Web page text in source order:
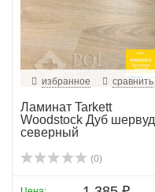
напольное покрытие.
избранное сравнить
Ламинат Tarkett
Woodstock Дуб шервуд
северный
(0)